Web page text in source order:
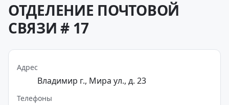
ОТДЕЛЕНИЕ ПОЧТОВОЙ
СВЯЗИ # 17
Адрес
Владимир г., Мира ул., д. 23
Телефоны